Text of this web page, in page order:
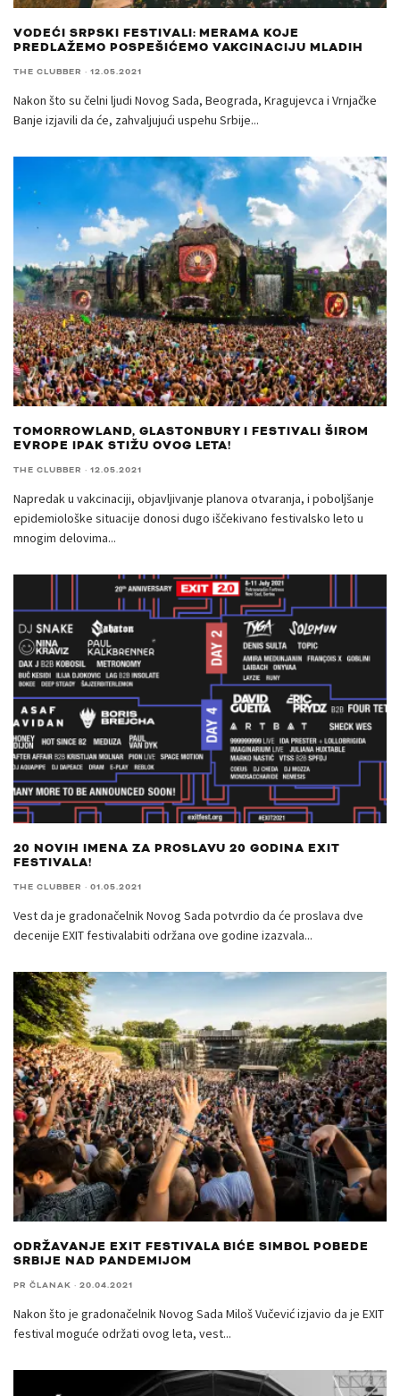
VODEĆI SRPSKI FESTIVALI: MERAMA KOJE
PREDLAŽEMO POSPEŠIĆEMO VAKCINACIJU MLADIH
THE CLUBBER · 12.05.2021
Nakon što su čelni ljudi Novog Sada, Beograda, Kragujevca i Vrnjačke
Banje izjavili da će, zahvaljujući uspehu Srbije...
TOMORROWLAND, GLASTONBURY I FESTIVALI ŠIROM
EVROPE IPAK STIŽU OVOG LETA!
THE CLUBBER · 12.05.2021
Napredak u vakcinaciji, objavljivanje planova otvaranja, i poboljšanje
epidemiološke situacije donosi dugo iščekivano festivalsko leto u
mnogim delovima...
20 NOVIH IMENA ZA PROSLAVU 20 GODINA EXIT
FESTIVALA!
THE CLUBBER · 01.05.2021
Vest da je gradonačelnik Novog Sada potvrdio da će proslava dve
decenije EXIT festivalabiti održana ove godine izazvala...
ODRŽAVANJE EXIT FESTIVALA BIĆE SIMBOL POBEDE
SRBIJE NAD PANDEMIJOM
PR ČLANAK · 20.04.2021
Nakon što je gradonačelnik Novog Sada Miloš Vučević izjavio da je EXIT
festival moguće održati ovog leta, vest...